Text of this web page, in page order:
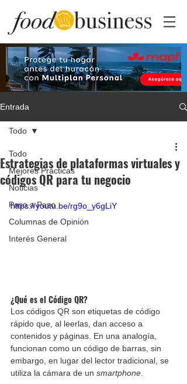
Entrada
Todo
Mejores Prácticas
Noticias
Paso a Paso
Columnas de Opinión
Interés General
Todo
Estrategias de plataformas virtuales y
códigos QR para tu negocio
https://youtu.be/rg9o_y6gLiY
¿Qué es el Código QR?
Los códigos QR son etiquetas de código
rápido que, al leerlas, dan acceso a
contenidos y páginas. En una analogía,
funcionan como un código de barras, sin
embargo, en lugar del lector tradicional, se
utiliza la cámara de un smartphone